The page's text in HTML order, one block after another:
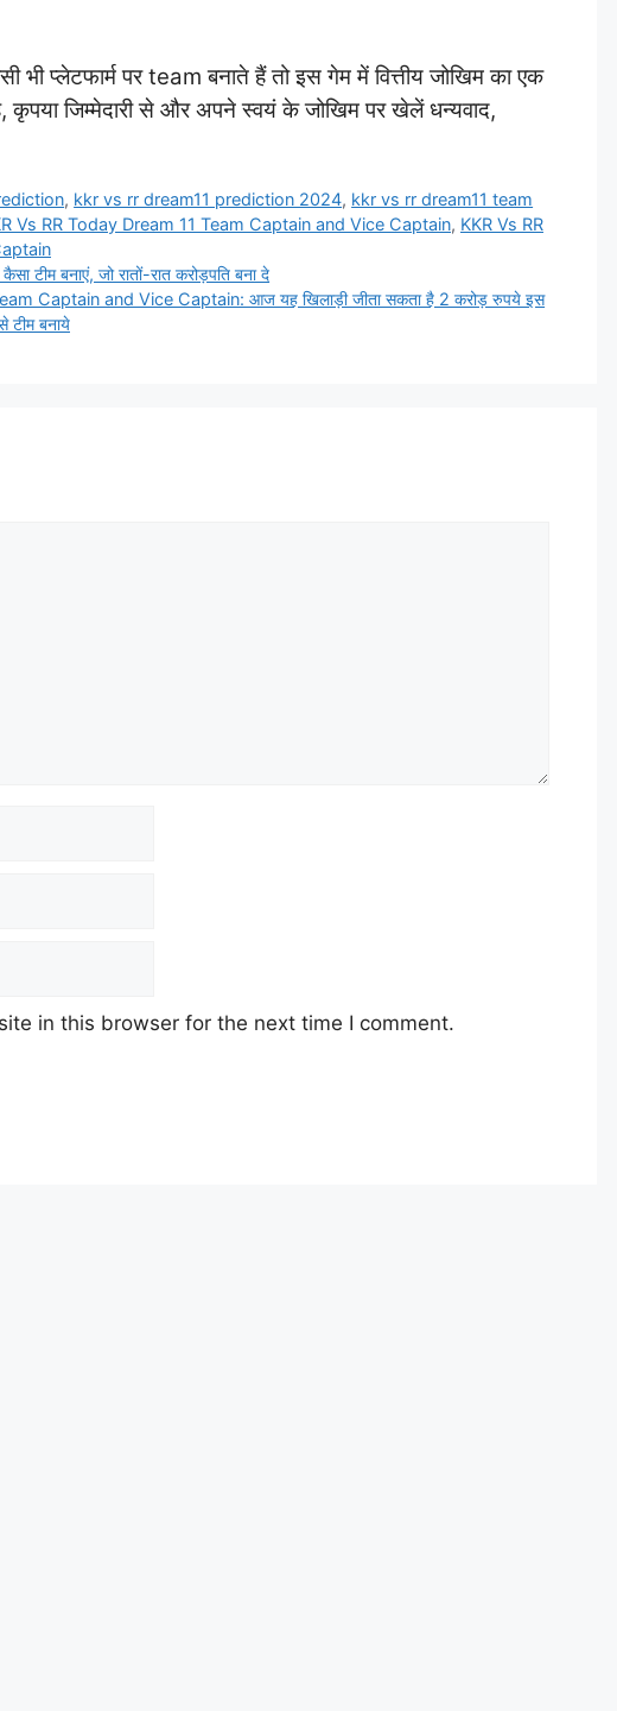
भी प्लेटफार्म पर team बनाते हैं तो इस गेम में वित्तीय जोखिम का एक
जिम्मेदारी से और अपने स्वयं के जोखिम पर खेलें धन्यवाद,
, kkr vs rr dream11 prediction 2024, kkr vs rr dream11 team
Vs RR Today Dream 11 Team Captain and Vice Captain, KKR Vs RR
बनाएं, जो रातों-रात करोड़पति बना दे
Captain and Vice Captain: आज यह खिलाड़ी जीता सकता है 2 करोड़ रुपये इस
टीम बनाये
in this browser for the next time I comment.